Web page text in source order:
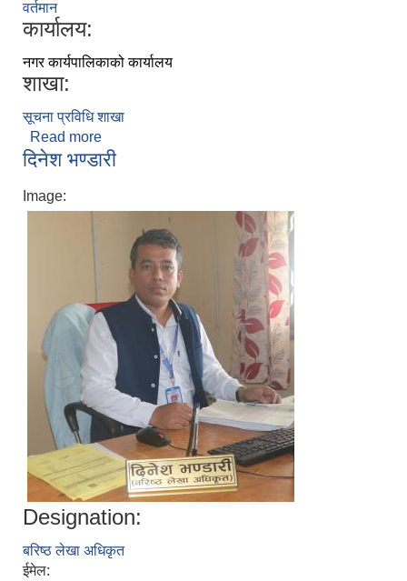
वर्तमान
कार्यालय:
नगर कार्यपालिकाको कार्यालय
शाखा:
सूचना प्रविधि शाखा
Read more
दिनेश भण्डारी
Image:
Designation:
बरिष्ठ लेखा अधिकृत
ईमेल: